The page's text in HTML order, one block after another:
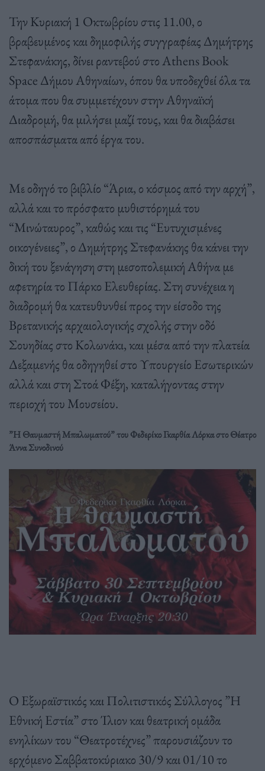
Την Κυριακή 1 Οκτωβρίου στις 11.00, ο
βραβευμένος και δημοφιλής συγγραφέας Δημήτρης
Στεφανάκης, δίνει ραντεβού στο Athens Book
Space Δήμου Αθηναίων, όπου θα υποδεχθεί όλα τα
άτομα που θα συμμετέχουν στην Αθηναϊκή
Διαδρομή, θα μιλήσει μαζί τους, και θα διαβάσει
αποσπάσματα από έργα του.
Με οδηγό το βιβλίο “Άρια, ο κόσμος από την αρχή”,
αλλά και το πρόσφατο μυθιστόρημά του
“Μινώταυρος”, καθώς και τις “Ευτυχισμένες
οικογένειες”, ο Δημήτρης Στεφανάκης θα κάνει την
δική του ξενάγηση στη μεσοπολεμική Αθήνα με
αφετηρία το Πάρκο Ελευθερίας. Στη συνέχεια η
διαδρομή θα κατευθυνθεί προς την είσοδο της
Βρετανικής αρχαιολογικής σχολής στην οδό
Σουηδίας στο Κολωνάκι, και μέσα από την πλατεία
Δεξαμενής θα οδηγηθεί στο Υπουργείο Εσωτερικών
αλλά και στη Στοά Φέξη, καταλήγοντας στην
περιοχή του Μουσείου.
”Η Θαυμαστή Μπαλωματού” του Φεδερίκο Γκαρθία Λόρκα στο Θέατρο
Άννα Συνοδινού
Ο Εξωραϊστικός και Πολιτιστικός Σύλλογος ”Η
Εθνική Εστία” στο Ίλιον και θεατρική ομάδα
ενηλίκων του “Θεατροτέχνες” παρουσιάζουν το
ερχόμενο Σαββατοκύριακο 30/9 και 01/10 το